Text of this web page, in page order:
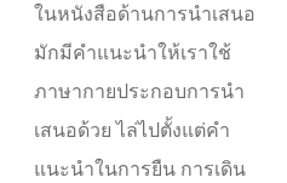
ในหนังสือด้านการนำเสนอ
มักมีคำแนะนำให้เราใช้
ภาษากายประกอบการนำ
เสนอด้วย ไล่ไปตั้งแต่คำ
แนะนำในการยืน การเดิน